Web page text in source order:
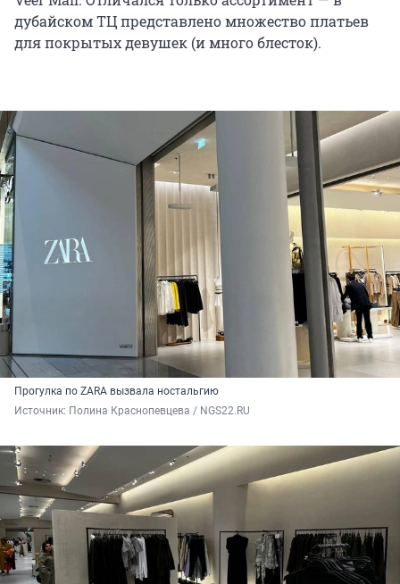
дубайском ТЦ представлено множество платьев
для покрытых девушек (и много блесток).
Прогулка по ZARA вызвала ностальгию
Источник: Полина Краснопевцева / NGS22.RU